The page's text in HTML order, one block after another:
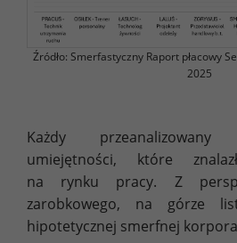
Źródło: Smerfastyczny Raport płacowy
2025
Każdy
umiejętności, które
na rynku pracy. Z
zarobkowego, na górze
hipotetycznej smerfnej